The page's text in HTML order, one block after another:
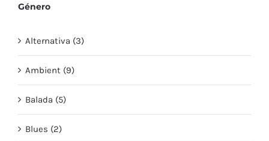
Género
Alternativa (3)
Ambient (9)
Balada (5)
Blues (2)